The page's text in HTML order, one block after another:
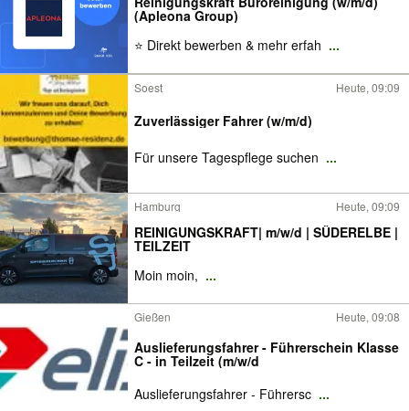
(Apleona Group)
⭐ Direkt bewerben & mehr erfah ...
Soest Heute, 09:09
Zuverlässiger Fahrer (w/m/d)
Für unsere Tagespflege suchen ...
Hamburg Heute, 09:09
REINIGUNGSKRAFT| m/w/d | SÜDERELBE |
TEILZEIT
Moin moin, ...
Gießen Heute, 09:08
Auslieferungsfahrer - Führerschein Klasse
C - in Teilzeit (m/w/d
Auslieferungsfahrer - Führersc ...